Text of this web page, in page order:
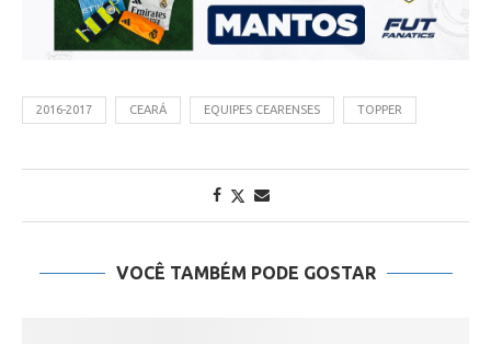
2016-2017 CEARÁ EQUIPES CEARENSES TOPPER
VOCÊ TAMBÉM PODE GOSTAR